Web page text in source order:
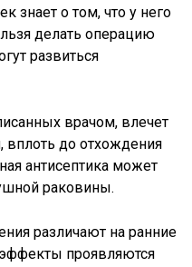
знает о том, что у него
делать операцию
развиться
врачом, влечет
вплоть до отхождения
антисептика может
раковины.
различают на ранние
проявляются